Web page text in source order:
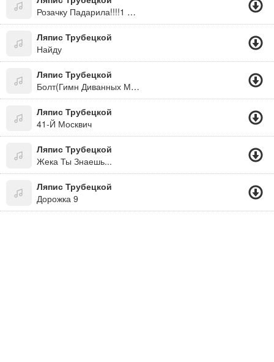
Розачку Падарила!!!!1 Аааааааа Алый Цветог!!!!
Ляпис Трубецкой
Найду
Ляпис Трубецкой
Болт(Гимн Диванных Мечтателей)
Ляпис Трубецкой
41-Й Москвич
Ляпис Трубецкой
Жека Ты Знаешь...
Ляпис Трубецкой
Дорожка 9